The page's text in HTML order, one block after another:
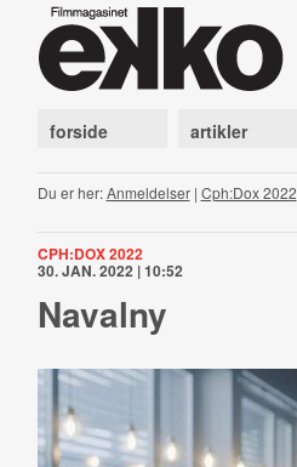
forside artikler
Du er her:Anmeldelser| Cph:Dox 2022
CPH:DOX 2022
30. JAN. 2022 | 10:52
Navalny